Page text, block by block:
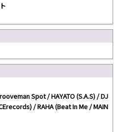
Spot / HAYATO (S.A.S) / DJ
/ RAHA (Beat In Me / MAIN